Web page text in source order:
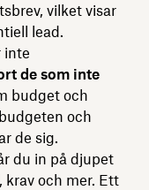
vilket visar
lead.
inte
de som inte
budget och
och
de sig.
du in på djupet
krav och mer. Ett